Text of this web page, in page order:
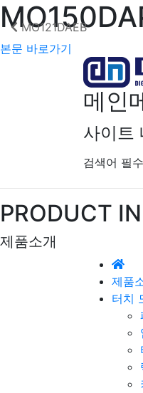
본문 바로가기
메인
사이트
검색어 필수
PRODUCT
제품소개
제품
터치
MO121DAEB